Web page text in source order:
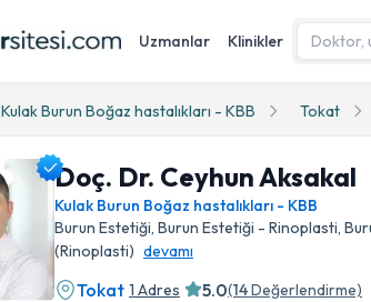
Uzmanlar Klinikler
Kulak Burun Boğaz hastalıkları - KBB Tokat
Doç. Dr. Ceyhun Aksakal
Kulak Burun Boğaz hastalıkları - KBB
Burun Estetiği, Burun Estetiği - Rinoplasti,
(Rinoplasti) devamı
Tokat 1 Adres 5.0(14Değerlendirme)